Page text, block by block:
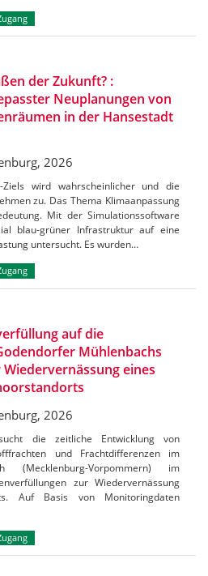
der Zukunft? :
Neuplanungen von
in der Hansestadt
2026
Ziels wird wahrscheinlicher und die
zu. Das Thema Klimaanpassung
Mit der Simulationssoftware
blau-grüner Infrastruktur auf eine
untersucht. Es wurden…
auf die
Mühlenbachs
eines
2026
die zeitliche Entwicklung von
und Frachtdifferenzen im
(Mecklenburg-Vorpommern) im
zur Wiedervernässung
Auf Basis von Monitoringdaten